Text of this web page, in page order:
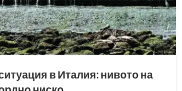
в Италия: нивото на